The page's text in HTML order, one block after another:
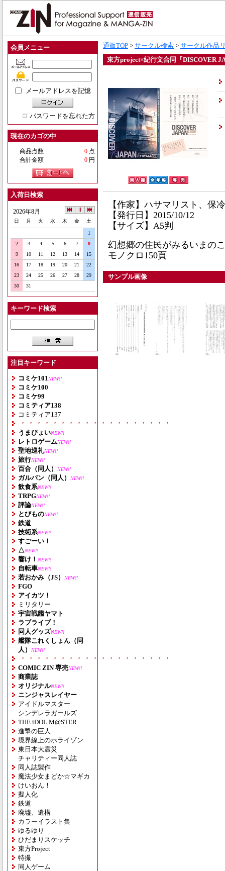
会員メニュー
メールアドレスを記憶
パスワードを忘れた方
現在のカゴの中
商品点数 0 点
合計金額
0 円
入荷日検索
2026年8月
日 月 火 水 木 金 土
1
2
3 4 5 6 7
8
9
10 11 12 13 14
15
16
17 18 19 20 21
22
23
24 25 26 27 28
29
30
31
キーワード検索
注目キーワード
コミケ101 NEW!!
コミケ100
コミケ99
コミティア138
コミティア137
・・・・・・・・・・・・・・・・・・・
うまぴょいNEW!!
レトロゲームNEW!!
聖地巡礼NEW!!
旅行NEW!!
百合（同人） NEW!!
ガルパン（同人） NEW!!
飲食系NEW!!
TRPGNEW!!
評論NEW!!
とびものNEW!!
鉄道
技術系NEW!!
すごーい！
△NEW!!
響け！ NEW!!
自転車NEW!!
若おかみ（JS） NEW!!
FGO
アイカツ！
ミリタリー
宇宙戦艦ヤマト
ラブライブ！
同人グッズNEW!!
艦隊これくしょん（同
人）
NEW!!
・・・・・・・・・・・・・・・・・・・
COMIC ZIN 専売NEW!!
商業誌
オリジナルNEW!!
ニンジャスレイヤー
アイドルマスター
シンデレラガールズ
THE iDOL M@STER
進撃の巨人
境界線上のホライゾン
東日本大震災
チャリティー同人誌
同人誌製作
魔法少女まどか☆マギカ
けいおん！
擬人化
鉄道
廃墟、遺構
カラーイラスト集
ゆるゆり
ひだまりスケッチ
東方Project
特撮
同人ゲーム
通販TOP > サークル検索 > サークル作品
東方project×紀行文合同『DISCOVER
【作家】ハサマリスト、
【発行日】2015/10/12
【サイズ】A5判
幻想郷の住民がみるいまの
モノクロ150頁
サンプル画像